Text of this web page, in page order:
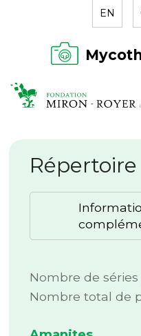
EN
LA FONDATION
NOUVELLES
RÉPERTOIRE
Répertoire
Nombre de séries
Nombre total de